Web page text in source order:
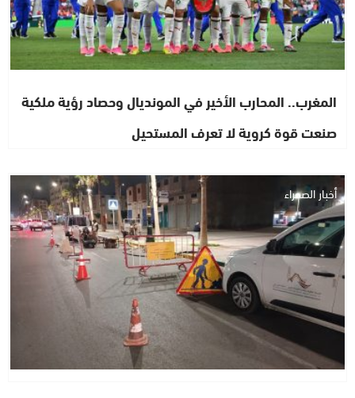
المغرب.. المحارب الأخير في المونديال وحصاد رؤية ملكية
صنعت قوة كروية لا تعرف المستحيل
أخبار الصحراء